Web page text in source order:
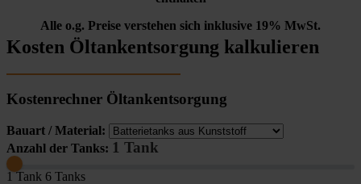
Alle o.g. Preise verstehen sich inklusive 19% MwSt.
Kosten Öltankentsorgung kalkulieren
Kostenrechner Öltankentsorgung
Bauart / Material:
Anzahl der Tanks: 1 Tank
1 Tank 6 Tanks